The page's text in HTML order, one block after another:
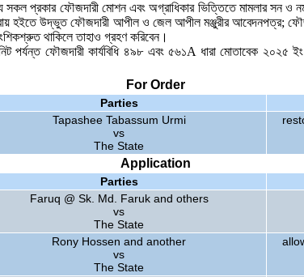
প্রকার ফৌজদারী মোশন এবং অগ্রাধিকার ভিত্তিতে মামলার সন ও
উদ্ভুত ফৌজদারী আপীল ও জেল আপীল মঞ্জুরীর আবেদনপত্র;
থাকিলে তাহাও গ্রহণ করিবেন।
ফৌজদারী কার্যবিধি ৪৯৮ এবং ৫৬১A ধারা মোতাবেক ২০২৫
For Order
Parties
Tapashee Tabassum Urmi
vs
The State
Application
Parties
Faruq @ Sk. Md. Faruk and others
vs
The State
Rony Hossen and another
vs
The State